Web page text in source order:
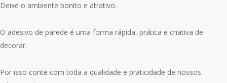
Deixe o ambiente bonito e atrativo.
O adesivo de parede é uma forma rápida, prática e criativa de
decorar.
Por isso conte com toda a qualidade e praticidade de nossos